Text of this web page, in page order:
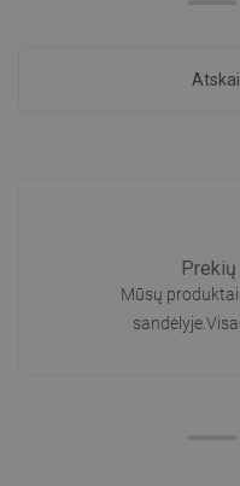
Prekių
Mūsų